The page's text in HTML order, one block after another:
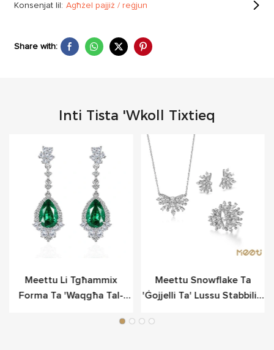
Konsenjat lil: Agħżel pajjiż / reġjun
Share with:
Inti Tista 'wkoll Tixtieq
Meettu Li Tgħammix
Forma Ta 'waqgħa Tal-
Meettu Snowflake Ta
'ġojjelli Ta' Lussu Stabbiliti